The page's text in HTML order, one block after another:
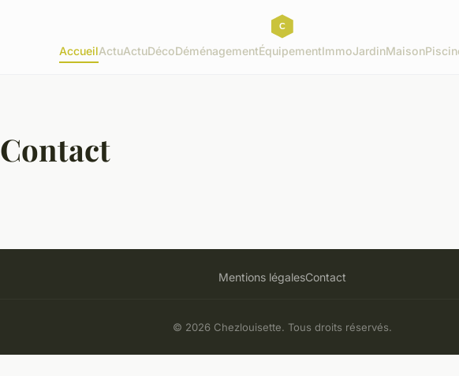
AccueilActuActuDécoDéménagementÉquipementImmoJardinMaison
Contact
Mentions légalesContact
© 2026 Chezlouisette. Tous droits réservés.